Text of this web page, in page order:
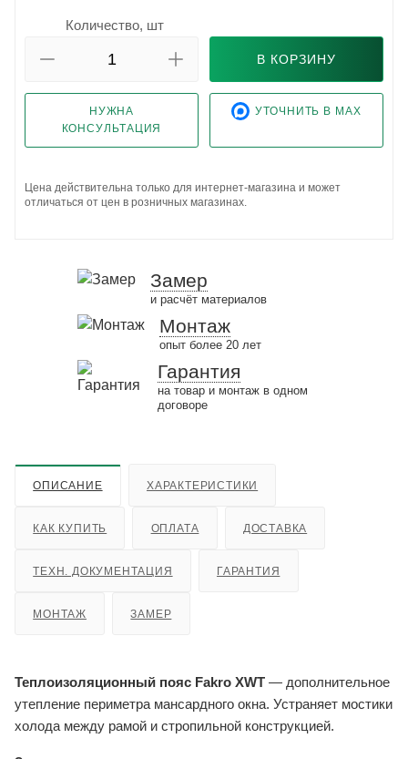
Количество, шт
В КОРЗИНУ
НУЖНА
КОНСУЛЬТАЦИЯ
УТОЧНИТЬ В MAX
Цена действительна только для интернет-магазина и может
отличаться от цен в розничных магазинах.
Замер
и расчёт материалов
Монтаж
опыт более 20 лет
Гарантия
на товар и монтаж в одном
договоре
ОПИСАНИЕ ХАРАКТЕРИСТИКИ
КАК КУПИТЬ ОПЛАТА ДОСТАВКА
ТЕХН. ДОКУМЕНТАЦИЯ ГАРАНТИЯ
МОНТАЖ ЗАМЕР
Теплоизоляционный пояс Fakro XWT — дополнительное
утепление периметра мансардного окна. Устраняет мостики
холода между рамой и стропильной конструкцией.